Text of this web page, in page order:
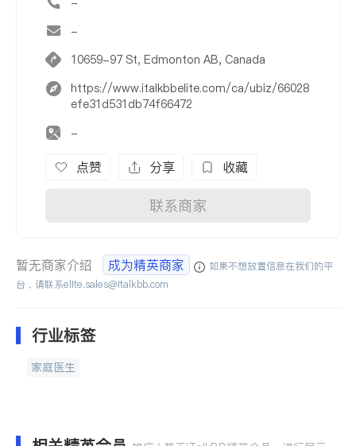
-
10659-97 St, Edmonton AB, Canada
https://www.italkbbelite.com/ca/ubiz/66028
efe31d531db74f66472
-
点赞 分享 收藏
联系商家
暂无商家介绍 成为精英商家
如果不想放置信息在我们的平
台，请联系elite.sales@italkbb.com
行业标签
家庭医生